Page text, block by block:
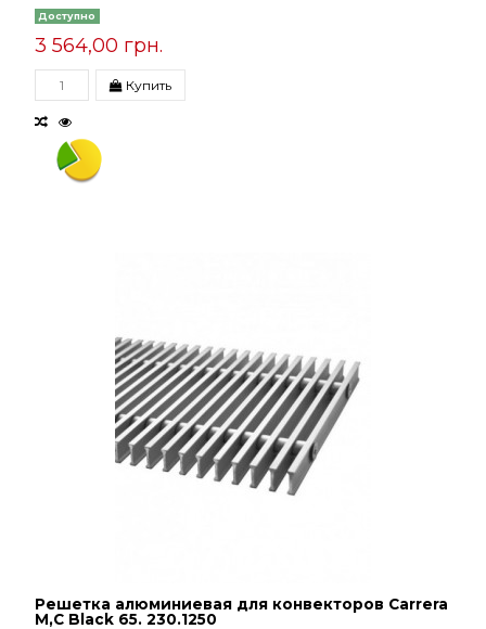
Доступно
3 564,00 грн.
Купить
Решетка алюминиевая для конвекторов Carrera
М,С Black 65. 230.1250